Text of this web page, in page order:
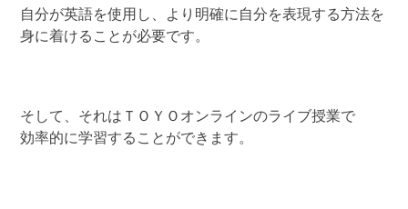
自分が英語を使用し、より明確に自分を表現する方法を
身に着けることが必要です。
そして、それはＴＯＹＯオンラインのライブ授業で
効率的に学習することができます。